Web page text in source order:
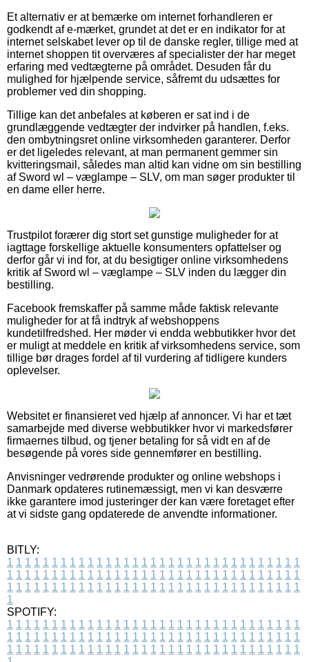
Et alternativ er at bemærke om internet forhandleren er
godkendt af e-mærket, grundet at det er en indikator for at
internet selskabet lever op til de danske regler, tillige med at
internet shoppen tit overværes af specialister der har meget
erfaring med vedtægterne på området. Desuden får du
mulighed for hjælpende service, såfremt du udsættes for
problemer ved din shopping.
Tillige kan det anbefales at køberen er sat ind i de
grundlæggende vedtægter der indvirker på handlen, f.eks.
den ombytningsret online virksomheden garanterer. Derfor
er det ligeledes relevant, at man permanent gemmer sin
kvitteringsmail, således man altid kan vidne om sin bestilling
af Sword wl – væglampe – SLV, om man søger produkter til
en dame eller herre.
Trustpilot forærer dig stort set gunstige muligheder for at
iagttage forskellige aktuelle konsumenters opfattelser og
derfor går vi ind for, at du besigtiger online virksomhedens
kritik af Sword wl – væglampe – SLV inden du lægger din
bestilling.
Facebook fremskaffer på samme måde faktisk relevante
muligheder for at få indtryk af webshoppens
kundetilfredshed. Her møder vi endda webbutikker hvor det
er muligt at meddele en kritik af virksomhedens service, som
tillige bør drages fordel af til vurdering af tidligere kunders
oplevelser.
Websitet er finansieret ved hjælp af annoncer. Vi har et tæt
samarbejde med diverse webbutikker hvor vi markedsfører
firmaernes tilbud, og tjener betaling for så vidt en af de
besøgende på vores side gennemfører en bestilling.
Anvisninger vedrørende produkter og online webshops i
Danmark opdateres rutinemæssigt, men vi kan desværre
ikke garantere imod justeringer der kan være foretaget efter
at vi sidste gang opdaterede de anvendte informationer.
BITLY:
1 1 1 1 1 1 1 1 1 1 1 1 1 1 1 1 1 1 1 1 1 1 1 1 1 1 1 1 1 1 1 1 1
1 1 1 1 1 1 1 1 1 1 1 1 1 1 1 1 1 1 1 1 1 1 1 1 1 1 1 1 1 1 1 1 1
1 1 1 1 1 1 1 1 1 1 1 1 1 1 1 1 1 1 1 1 1 1 1 1 1 1 1 1 1 1 1 1 1
1
SPOTIFY:
1 1 1 1 1 1 1 1 1 1 1 1 1 1 1 1 1 1 1 1 1 1 1 1 1 1 1 1 1 1 1 1 1
1 1 1 1 1 1 1 1 1 1 1 1 1 1 1 1 1 1 1 1 1 1 1 1 1 1 1 1 1 1 1 1 1
1 1 1 1 1 1 1 1 1 1 1 1 1 1 1 1 1 1 1 1 1 1 1 1 1 1 1 1 1 1 1 1 1